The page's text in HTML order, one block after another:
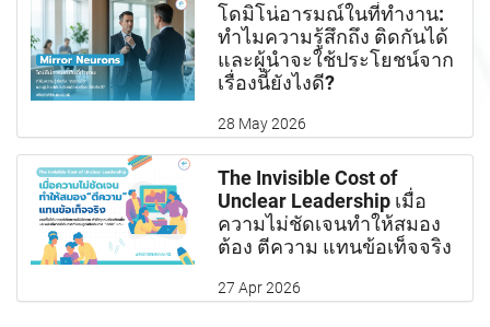
โดมิโน่อารมณ์ในที่ทำงาน:
ทำไมความรู้สึกถึง ติดกันได้
และผู้นำจะใช้ประโยชน์จาก
เรื่องนี้ยังไงดี?
28 May 2026
The Invisible Cost of
Unclear Leadership เมื่อ
ความไม่ชัดเจนทำให้สมอง
ต้อง ตีความ แทนข้อเท็จจริง
27 Apr 2026